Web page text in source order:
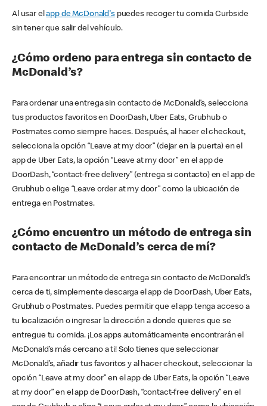
Al usar elapp de McDonald'spuedes recoger tu comida Curbside
sin tener que salir del vehículo.
¿Cómo ordeno para entrega sin contacto de
McDonald’s?
Para ordenar una entrega sin contacto de McDonald’s, selecciona
tus productos favoritos en DoorDash, Uber Eats, Grubhub o
Postmates como siempre haces. Después, al hacer el checkout,
selecciona la opción “Leave at my door” (dejar en la puerta) en el
app de Uber Eats, la opción “Leave at my door” en el app de
DoorDash, “contact-free delivery” (entrega si contacto) en el app de
Grubhub o elige “Leave order at my door” como la ubicación de
entrega en Postmates.
¿Cómo encuentro un método de entrega sin
contacto de McDonald’s cerca de mí?
Para encontrar un método de entrega sin contacto de McDonald’s
cerca de ti, simplemente descarga el app de DoorDash, Uber Eats,
Grubhub o Postmates. Puedes permitir que el app tenga acceso a
tu localización o ingresar la dirección a donde quieres que se
entregue tu comida. ¡Los apps automáticamente encontrarán el
McDonald’s más cercano a ti! Solo tienes que seleccionar
McDonald’s, añadir tus favoritos y al hacer checkout, seleccionar la
opción “Leave at my door” en el app de Uber Eats, la opción “Leave
at my door” en el app de DoorDash, “contact-free delivery” en el